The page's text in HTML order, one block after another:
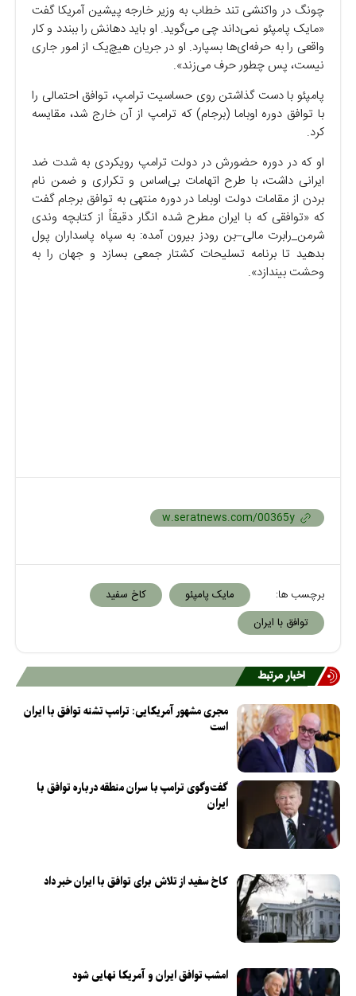
چونگ در واکنشی تند خطاب به وزیر خارجه پیشین آمریکا گفت
«مایک پامپئو نمی‌داند چی می‌گوید. او باید دهانش را ببندد و کار
واقعی را به حرفه‌ای‌ها بسپارد. او در جریان هیچ‌یک از امور جاری
نیست، پس چطور حرف می‌زند».
پامپئو با دست گذاشتن روی حساسیت ترامپ، توافق احتمالی را
با توافق دوره اوباما (برجام) که ترامپ از آن خارج شد، مقایسه
کرد.
او که در دوره حضورش در دولت ترامپ رویکردی به شدت ضد
ایرانی داشت، با طرح اتهامات بی‌اساس و تکراری و ضمن نام
بردن از مقامات دولت اوباما در دوره منتهی به توافق برجام گفت
که «توافقی که با ایران مطرح شده انگار دقیقاً از کتابچه وندی
شرمن_رابرت مالی–بن رودز بیرون آمده: به سپاه پاسداران پول
بدهید تا برنامه تسلیحات کشتار جمعی بسازد و جهان را به
وحشت بیندازد».
برچسب ها: مایک پامپئو
کاخ سفید
توافق با ایران
اخبار مرتبط
مجری مشهور آمریکایی: ترامپ تشنه توافق با ایران
است
گفت‌وگوی ترامپ با سران منطقه درباره توافق با
ایران
کاخ سفید از تلاش برای توافق با ایران خبر داد
امشب توافق ایران و آمریکا نهایی شود